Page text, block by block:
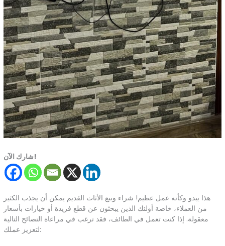
شارك الآن!
هذا يبدو وكأنه عمل عظيم! شراء وبيع الأثاث القديم يمكن أن يجذب الكثير
من العملاء، خاصة أولئك الذين يبحثون عن قطع فريدة أو خيارات بأسعار
معقولة. إذا كنت تعمل في الطائف، فقد ترغب في مراعاة النصائح التالية
لتعزيز عملك: